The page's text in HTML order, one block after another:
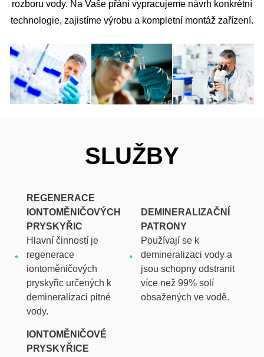
rozboru vody. Na Vaše přání vypracujeme návrh konkrétní
technologie, zajistíme výrobu a kompletní montáž zařízení.
SLUŽBY
REGENERACE
IONTOMĚNIČOVÝCH
PRYSKYŘIC
Hlavní činností je
regenerace
iontoměničových
pryskyřic určených k
demineralizaci pitné
vody.
DEMINERALIZAČNÍ
PATRONY
Používají se k
demineralizaci vody a
jsou schopny odstranit
více než 99% solí
obsažených ve vodě.
IONTOMĚNIČOVÉ
PRYSKYŘICE